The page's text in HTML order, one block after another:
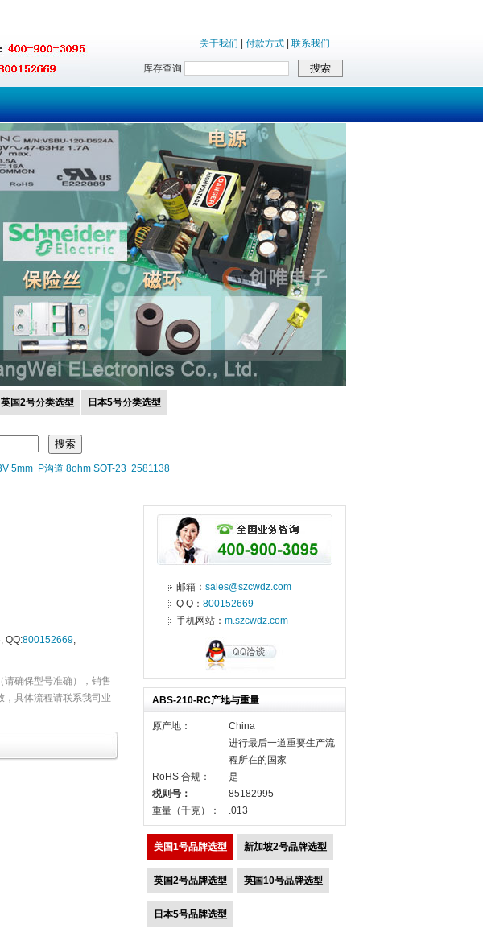
关于我们 付款方式 联系我们
库存查询
英国2号分类选型 日本5号分类选型
5mm P沟道 8ohm SOT-23 2581138
QQ:800152669,
请确保型号准确），销售
，具体流程请联系我司业
邮箱： sales@szcwdz.com
Q Q： 800152669
手机网站： m.szcwdz.com
ABS-210-RC产地与重量
原产地：
China
进行最后一道重要生产流
程所在的国家
RoHS 合规：
是
税则号：
85182995
重量（千克）：
.013
美国1号品牌选型 新加坡2号品牌选型
英国2号品牌选型 英国10号品牌选型
日本5号品牌选型